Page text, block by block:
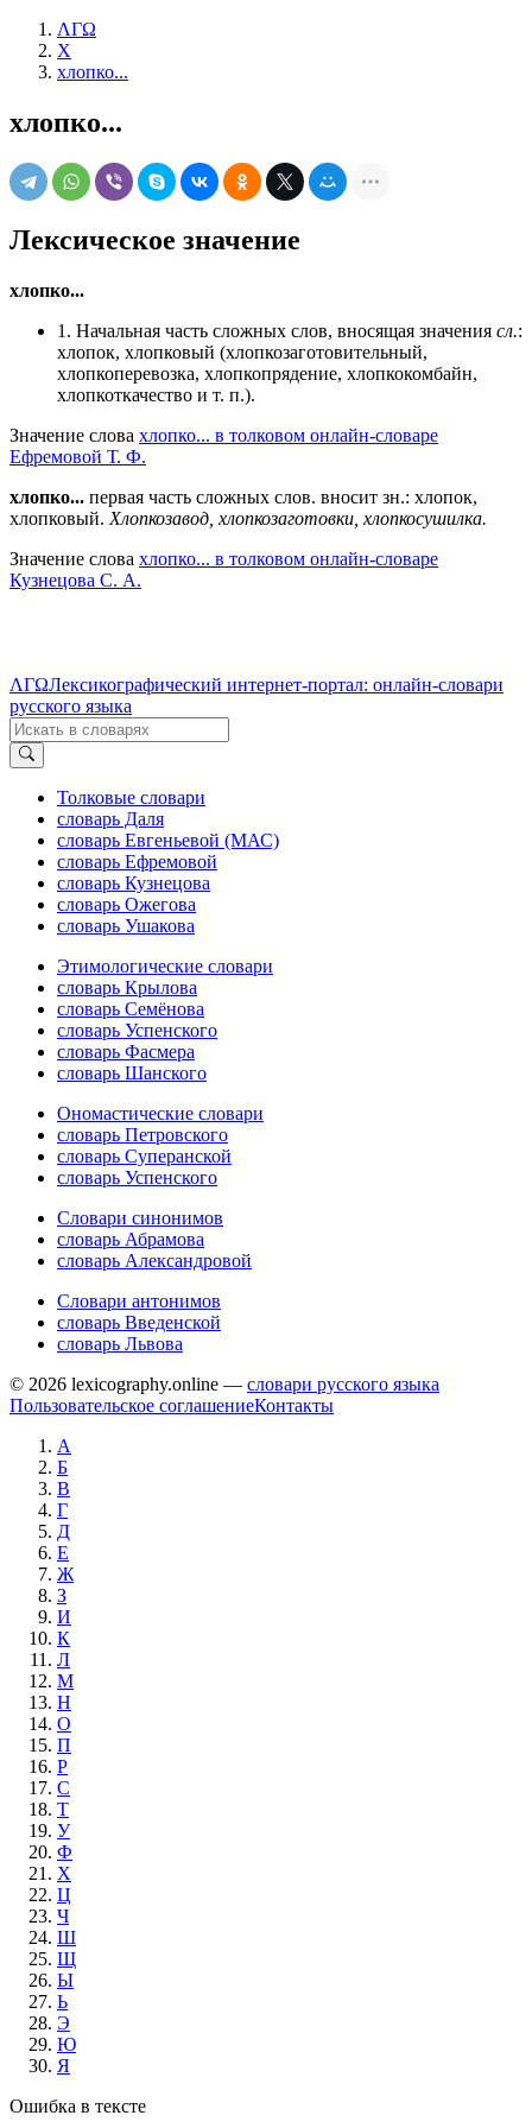
ΛΓΩ
Х
хлопко...
хлопко...
Лексическое значение
хлопко...
1. Начальная часть сложных слов, вносящая значения сл.:
хлопок, хлопковый (хлопкозаготовительный,
хлопкоперевозка, хлопкопрядение, хлопкокомбайн,
хлопкоткачество и т. п.).
Значение слова хлопко... в толковом онлайн-словаре
Ефремовой Т. Ф.
хлопко... первая часть сложных слов. вносит зн.: хлопок,
хлопковый. Хлопкозавод, хлопкозаготовки, хлопкосушилка.
Значение слова хлопко... в толковом онлайн-словаре
Кузнецова С. А.
ΛΓΩЛексикографический интернет-портал: онлайн-словари
русского языка
Толковые словари
словарь Даля
словарь Евгеньевой (МАС)
словарь Ефремовой
словарь Кузнецова
словарь Ожегова
словарь Ушакова
Этимологические словари
словарь Крылова
словарь Семёнова
словарь Успенского
словарь Фасмера
словарь Шанского
Ономастические словари
словарь Петровского
словарь Суперанской
словарь Успенского
Словари синонимов
словарь Абрамова
словарь Александровой
Словари антонимов
словарь Введенской
словарь Львова
© 2026 lexicography.online — словари русского языка
Пользовательское соглашениеКонтакты
А
Б
В
Г
Д
Е
Ж
З
И
К
Л
М
Н
О
П
Р
С
Т
У
Ф
Х
Ц
Ч
Ш
Щ
Ы
Ь
Э
Ю
Я
Ошибка в тексте